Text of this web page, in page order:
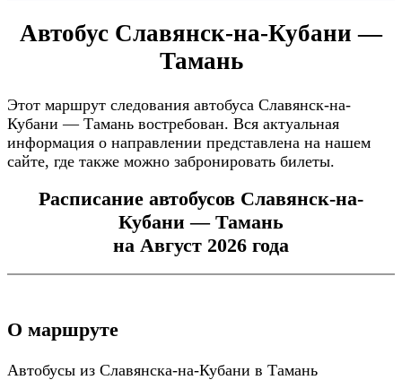
Автобус Славянск-на-Кубани —
Тамань
Этот маршрут следования автобуса Славянск-на-
Кубани — Тамань востребован. Вся актуальная
информация о направлении представлена на нашем
сайте, где также можно забронировать билеты.
Расписание автобусов Славянск-на-
Кубани — Тамань
на Август 2026 года
О маршруте
Автобусы из Славянска-на-Кубани в Тамань